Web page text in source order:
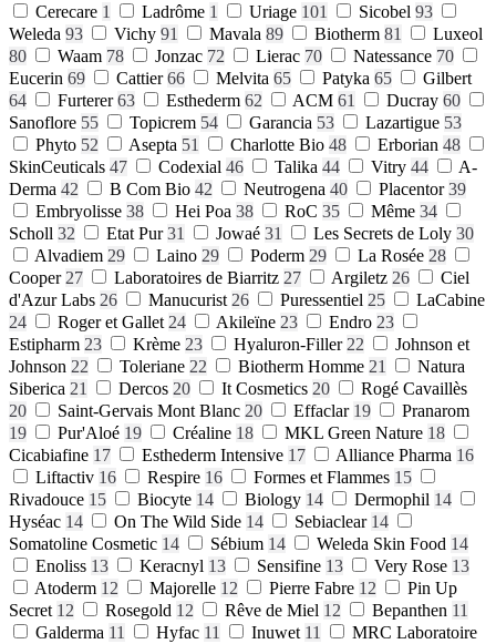
Cerecare 1 Ladrôme 1 Uriage 101 Sicobel 93
Weleda 93 Vichy 91 Mavala 89 Biotherm 81
Luxeol
80
Waam 78 Jonzac 72 Lierac 70 Natessance 70
Eucerin 69 Cattier66 Melvita 65 Patyka 65
Gilbert
64
Furterer63 Esthederm 62 ACM 61 Ducray 60
Sanoflore 55 Topicrem 54 Garancia 53 Lazartigue 53
Phyto 52 Asepta 51 Charlotte Bio 48 Erborian 48
SkinCeuticals 47 Codexial 46 Talika 44 Vitry 44
A-
Derma 42 B Com Bio 42 Neutrogena 40 Placentor39
Embryolisse 38 Hei Poa 38 RoC 35 Même 34
Scholl 32 Etat Pur31 Jowaé 31 Les Secrets de Loly 30
Alvadiem 29 Laino 29 Poderm 29 La Rosée 28
Cooper 27 Laboratoires de Biarritz 27 Argiletz 26
Ciel
d'Azur Labs 26 Manucurist 26 Puressentiel 25
LaCabine
24
Roger et Gallet 24 Akileïne 23 Endro 23
Estipharm 23 Krème 23 Hyaluron-Filler 22
Johnson et
Johnson 22 Toleriane 22 Biotherm Homme 21
Natura
Siberica 21 Dercos 20 It Cosmetics 20
Rogé Cavaillès
20
Saint-Gervais Mont Blanc 20 Effaclar 19
Pranarom
19
Pur'Aloé 19 Créaline 18 MKL Green Nature 18
Cicabiafine 17 Esthederm Intensive 17 Alliance Pharma 16
Liftactiv 16 Respire 16 Formes et Flammes 15
Rivadouce 15 Biocyte 14 Biology 14 Dermophil 14
Hyséac 14 On The Wild Side 14 Sebiaclear 14
Somatoline Cosmetic 14 Sébium 14 Weleda Skin Food 14
Enoliss 13 Keracnyl 13 Sensifine 13 Very Rose 13
Atoderm 12 Majorelle 12 Pierre Fabre 12
Pin Up
Secret 12 Rosegold 12 Rêve de Miel 12 Bepanthen 11
Galderma 11 Hyfac 11 Inuwet 11
MRC Laboratoire